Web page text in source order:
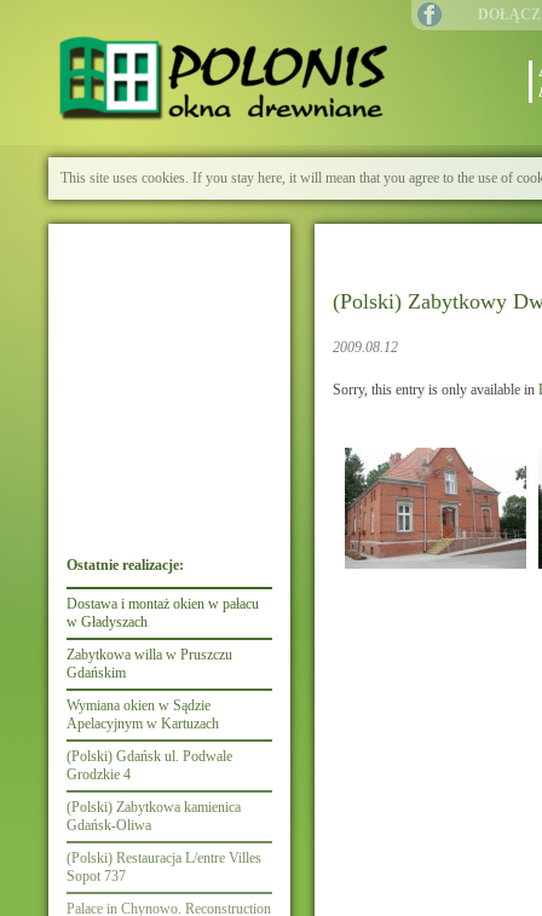
This site uses cookies. If you stay here, it will mean that you agree to the use of
Ostatnie realizacje:
Dostawa i montaż okien w pałacu
w Gładyszach
Zabytkowa willa w Pruszczu
Gdańskim
Wymiana okien w Sądzie
Apelacyjnym w Kartuzach
(Polski) Gdańsk ul. Podwale
Grodzkie 4
(Polski) Zabytkowa kamienica
Gdańsk-Oliwa
(Polski) Restauracja L/entre Villes
Sopot 737
Palace in Chynowo. Reconstruction
(Polski) Zabytkowy
2009.08.12
Sorry, this entry is only available in